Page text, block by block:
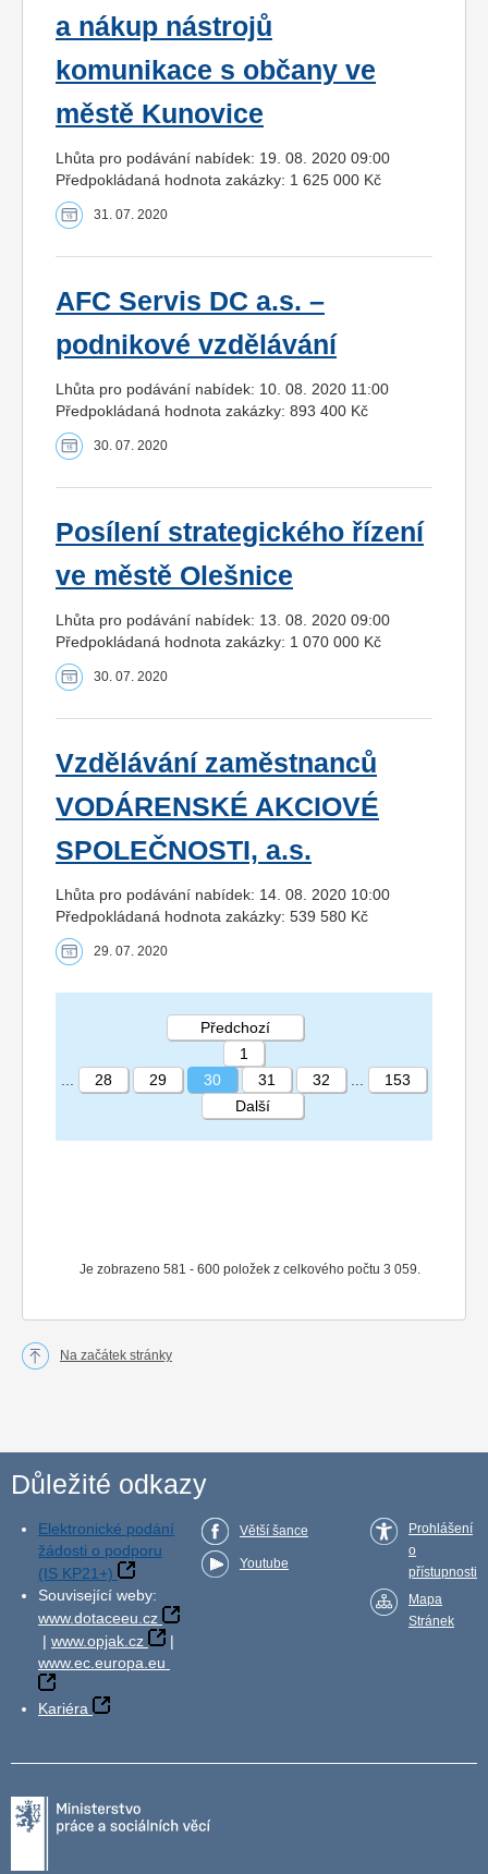
a nákup nástrojů
komunikace s občany ve
městě Kunovice
Lhůta pro podávání nabídek: 19. 08. 2020 09:00
Předpokládaná hodnota zakázky: 1 625 000 Kč
31. 07. 2020
AFC Servis DC a.s. –
podnikové vzdělávání
Lhůta pro podávání nabídek: 10. 08. 2020 11:00
Předpokládaná hodnota zakázky: 893 400 Kč
30. 07. 2020
Posílení strategického řízení
ve městě Olešnice
Lhůta pro podávání nabídek: 13. 08. 2020 09:00
Předpokládaná hodnota zakázky: 1 070 000 Kč
30. 07. 2020
Vzdělávání zaměstnanců
VODÁRENSKÉ AKCIOVÉ
SPOLEČNOSTI, a.s.
Lhůta pro podávání nabídek: 14. 08. 2020 10:00
Předpokládaná hodnota zakázky: 539 580 Kč
29. 07. 2020
STRÁNKA 30 153
Je zobrazeno 581 - 600 položek z celkového počtu 3 059.
Předchozí
1
28 29 30 31 32
153
Další
Na začátek stránky
Důležité odkazy
Elektronické podání
žádosti o podporu
(IS KP21+)
Související weby:
www.dotaceeu.cz
| www.opjak.cz
|
www.ec.europa.eu
Kariéra
Větší šance
Youtube
Prohlášení
o
přístupnosti
Mapa
Stránek